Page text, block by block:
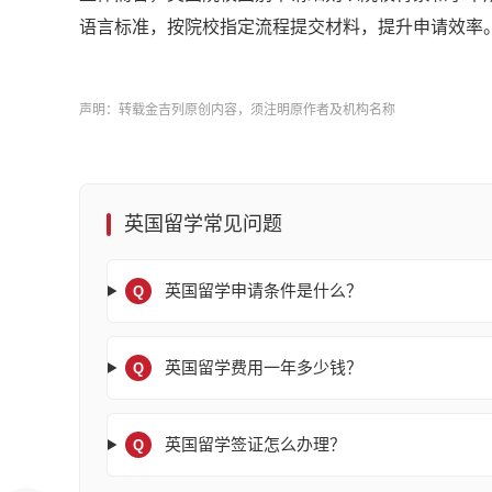
语言标准，按院校指定流程提交材料，提升申请效率
声明：转载金吉列原创内容，须注明原作者及机构名称
英国留学常见问题
Q 英国留学申请条件是什么？
Q 英国留学费用一年多少钱？
Q 英国留学签证怎么办理？